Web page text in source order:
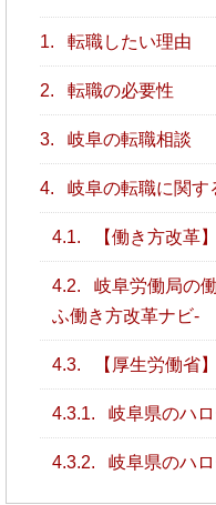
1. 転職したい理由
2. 転職の必要性
3. 岐阜の転職相談
4. 岐阜の転職に関す
4.1. 【働き方改革
4.2.
岐阜労働局の
ふ働き方改革ナビ-
4.3. 【厚生労働省
4.3.1. 岐阜県のハ
4.3.2. 岐阜県のハ